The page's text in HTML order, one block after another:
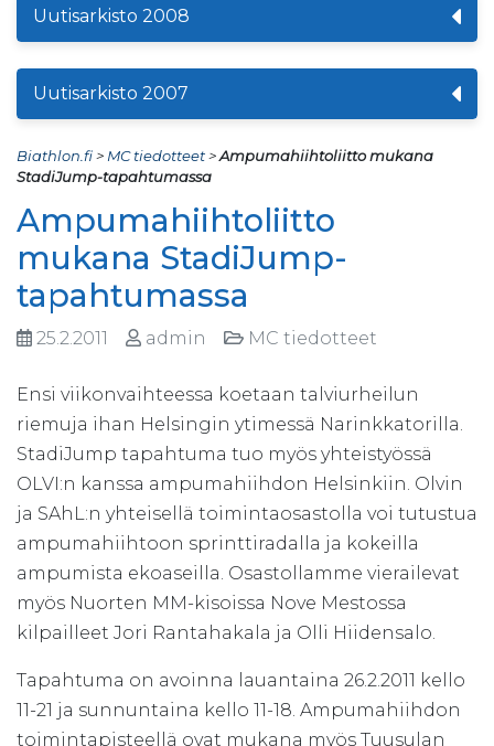
Uutisarkisto 2008
Uutisarkisto 2007
Biathlon.fi> MC tiedotteet>Ampumahiihtoliitto mukana
StadiJump-tapahtumassa
Ampumahiihtoliitto
mukana StadiJump-
tapahtumassa
25.2.2011 admin MC tiedotteet
Ensi viikonvaihteessa koetaan talviurheilun
riemuja ihan Helsingin ytimessä Narinkkatorilla.
StadiJump tapahtuma tuo myös yhteistyössä
OLVI:n kanssa ampumahiihdon Helsinkiin. Olvin
ja SAhL:n yhteisellä toimintaosastolla voi tutustua
ampumahiihtoon sprinttiradalla ja kokeilla
ampumista ekoaseilla. Osastollamme vierailevat
myös Nuorten MM-kisoissa Nove Mestossa
kilpailleet Jori Rantahakala ja Olli Hiidensalo.
Tapahtuma on avoinna lauantaina 26.2.2011 kello
11-21 ja sunnuntaina kello 11-18. Ampumahiihdon
toimintapisteellä ovat mukana myös Tuusulan